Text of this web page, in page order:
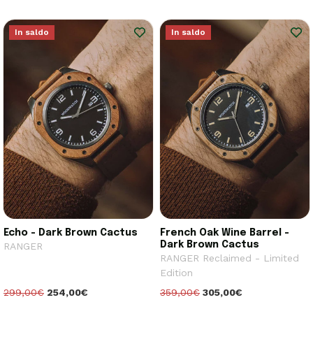
In saldo
Echo - Dark Brown Cactus
RANGER
299,00€ 254,00€
In saldo
French Oak Wine Barrel -
Dark Brown Cactus
RANGER Reclaimed - Limited
Edition
359,00€ 305,00€